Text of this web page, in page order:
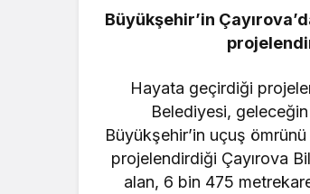
Büyükşehir’in
Hayata geçirdiği
Belediyesi,
Büyükşehir’in uçuş
projelendirdiği Çayırova
alan, 6 bin 475